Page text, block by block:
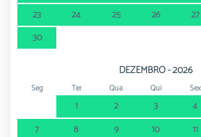
23
24 25 26 27
30
DEZEMBRO - 2026
Seg Ter Qua Qui Sex
1 2 3 4
7
8 9 10 11